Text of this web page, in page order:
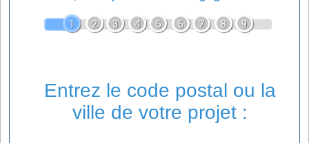
1 2 3 4 5 6 7 8 9
Entrez le code postal ou la
ville de votre projet :